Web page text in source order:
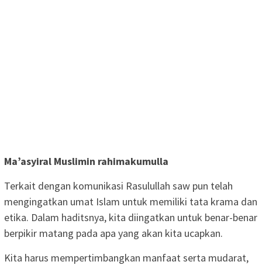
Ma’asyiral Muslimin rahimakumulla
Terkait dengan komunikasi Rasulullah saw pun telah
mengingatkan umat Islam untuk memiliki tata krama dan
etika. Dalam haditsnya, kita diingatkan untuk benar-benar
berpikir matang pada apa yang akan kita ucapkan.
Kita harus mempertimbangkan manfaat serta mudarat,